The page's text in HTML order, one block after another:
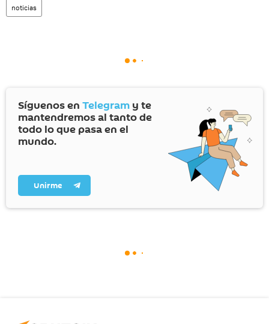
noticias
Síguenos en Telegram y te
mantendremos al tanto de
todo lo que pasa en el
mundo.
Unirme